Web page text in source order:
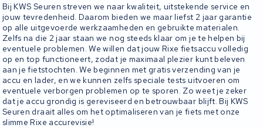
Bij KWS Seuren streven we naar kwaliteit, uitstekende service en
jouw tevredenheid. Daarom bieden we maar liefst 2 jaar garantie
op alle uitgevoerde werkzaamheden en gebruikte materialen.
Zelfs na die 2 jaar staan we nog steeds klaar om je te helpen bij
eventuele problemen. We willen dat jouw Rixe fietsaccu volledig
op en top functioneert, zodat je maximaal plezier kunt beleven
aan je fietstochten. We beginnen met gratis verzending van je
accu en lader, en we kunnen zelfs speciale tests uitvoeren om
eventuele verborgen problemen op te sporen. Zo weet je zeker
dat je accu grondig is gereviseerd en betrouwbaar blijft. Bij KWS
Seuren draait alles om het optimaliseren van je fiets met onze
slimme Rixe accurevisie!